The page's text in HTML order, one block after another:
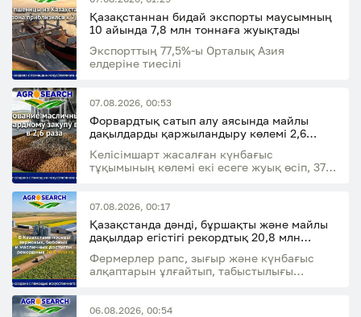
Қазақстаннан бидай экспорты маусымның
10 айында 7,8 млн тоннаға жуықтады
Экспорттың 77,5%-ы Орталық Азия
елдеріне тиесілі
07.08.2026, 00:53
Форвардтық сатып алу аясында майлы
дақылдарды қаржыландыру көлемі 2,6
Келісімшарт жасалған күнбағыс
тұқымының көлемі екі есеге жуық өсіп, 37,8
07.08.2026, 00:17
Қазақстанда дәнді, бұршақты және майлы
дақылдар егістігі рекордтық 20,8 млн
Фермерлер рапс, зығыр және күнбағыс
алқаптарын ұлғайтып, табыстылығы
06.08.2026, 00:54